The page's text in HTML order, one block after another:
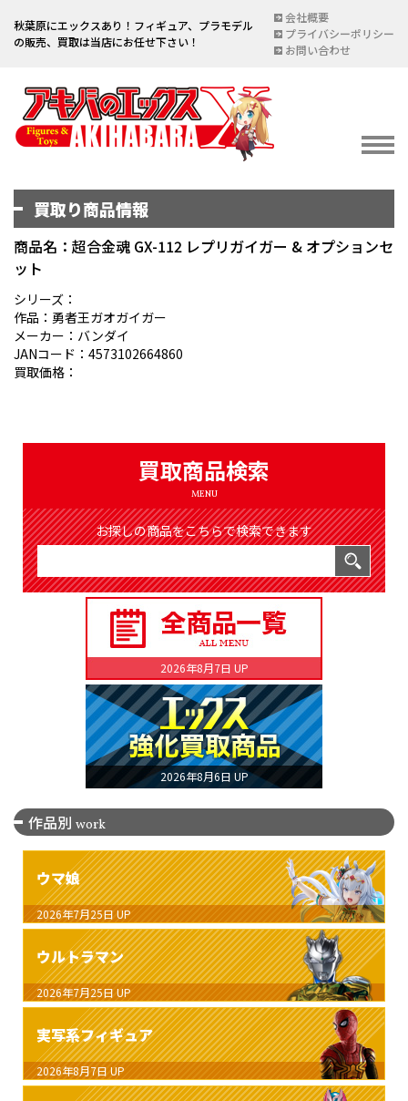
秋葉原にエックスあり！フィギュア、プラモデル
の販売、買取は当店にお任せ下さい！
会社概要
プライバシーポリシー
お問い合わせ
イベント情報
宅配買取のご案内
DELIVERY PURCHASE
買取お申し込み
ASSESSMENT
買取り商品情報
商品名：超合金魂 GX-112 レプリガイガー & オプションセ
ット
シリーズ：
作品：勇者王ガオガイガー
メーカー：バンダイ
JANコード：4573102664860
買取価格：
買取商品検索
MENU
お探しの商品をこちらで検索できます
2026年8月7日 UP
2026年8月6日 UP
作品別 work
ウマ娘
2026年7月25日 UP
ウルトラマン
2026年7月25日 UP
実写系フィギュア
2026年8月7日 UP